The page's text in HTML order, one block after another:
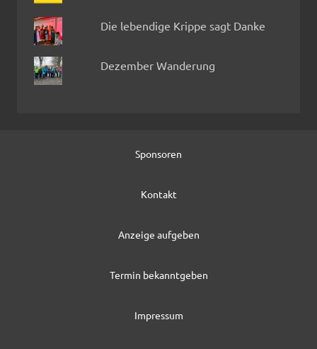
Die lebendige Krippe sagt Danke
Dezember Wanderung
Sponsoren
Kontakt
Anzeige aufgeben
Termin bekanntgeben
Impressum